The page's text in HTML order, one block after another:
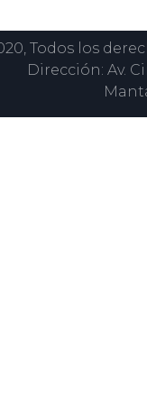
Todos los
Dirección: Av.